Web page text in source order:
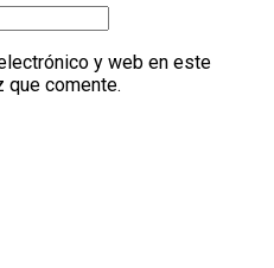
y web en este
que comente.